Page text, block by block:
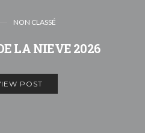
NON CLASSÉ
LA NIEVE 2026
POST